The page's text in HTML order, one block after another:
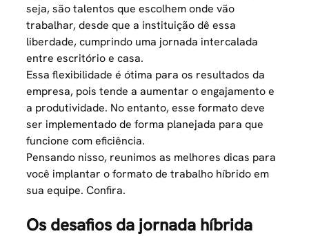
seja, são talentos que escolhem onde vão
trabalhar, desde que a instituição dê essa
liberdade, cumprindo uma jornada intercalada
entre escritório e casa.
Essa flexibilidade é ótima para os resultados da
empresa, pois tende a aumentar o engajamento e
a produtividade. No entanto, esse formato deve
ser implementado de forma planejada para que
funcione com eficiência.
Pensando nisso, reunimos as melhores dicas para
você implantar o formato de trabalho híbrido em
sua equipe. Confira.
Os desafios da jornada híbrida